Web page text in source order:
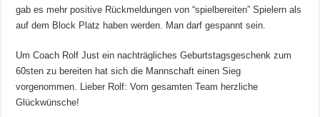
gab es mehr positive Rückmeldungen von “spielbereiten” Spielern als
auf dem Block Platz haben werden. Man darf gespannt sein.
Um Coach Rolf Just ein nachträgliches Geburtstagsgeschenk zum
60sten zu bereiten hat sich die Mannschaft einen Sieg
vorgenommen. Lieber Rolf: Vom gesamten Team herzliche
Glückwünsche!